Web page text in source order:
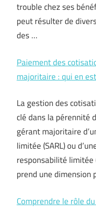
trouble chez ses
peut résulter de
des …
Paiement des
majoritaire : qui en
La gestion des
clé dans la pérennité
gérant majoritaire
limitée (SARL) ou
responsabilité limitée
prend une dimension
Comprendre le rôle